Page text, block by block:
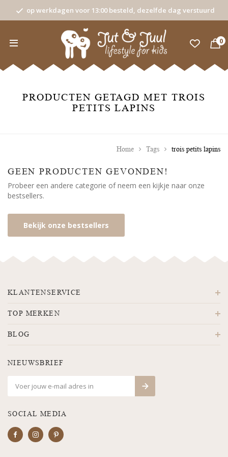
op werkdagen voor 13:00 besteld, dezelfde dag verstuurd
0
PRODUCTEN GETAGD MET TROIS
PETITS LAPINS
Home Tags trois petits lapins
GEEN PRODUCTEN GEVONDEN!
Probeer een andere categorie of neem een kijkje naar onze
bestsellers.
Bekijk onze bestsellers
KLANTENSERVICE
TOP MERKEN
BLOG
NIEUWSBRIEF
SOCIAL MEDIA